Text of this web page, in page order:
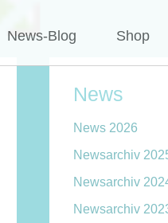
News-Blog Shop
News
News 2026
Newsarchiv
Newsarchiv
Newsarchiv